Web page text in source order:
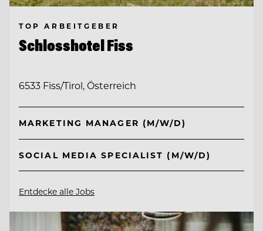
TOP ARBEITGEBER
Schlosshotel Fiss
6533 Fiss/Tirol, Österreich
MARKETING MANAGER (M/W/D)
SOCIAL MEDIA SPECIALIST (M/W/D)
Entdecke alle Jobs